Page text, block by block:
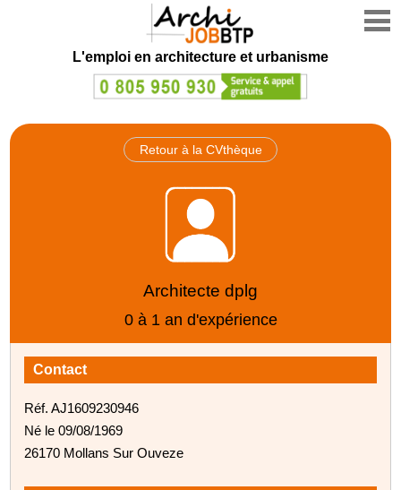
L'emploi en architecture et urbanisme
Retour à la CVthèque
Architecte dplg
0 à 1 an d'expérience
Contact
Réf. AJ1609230946
Né le 09/08/1969
26170 Mollans Sur Ouveze